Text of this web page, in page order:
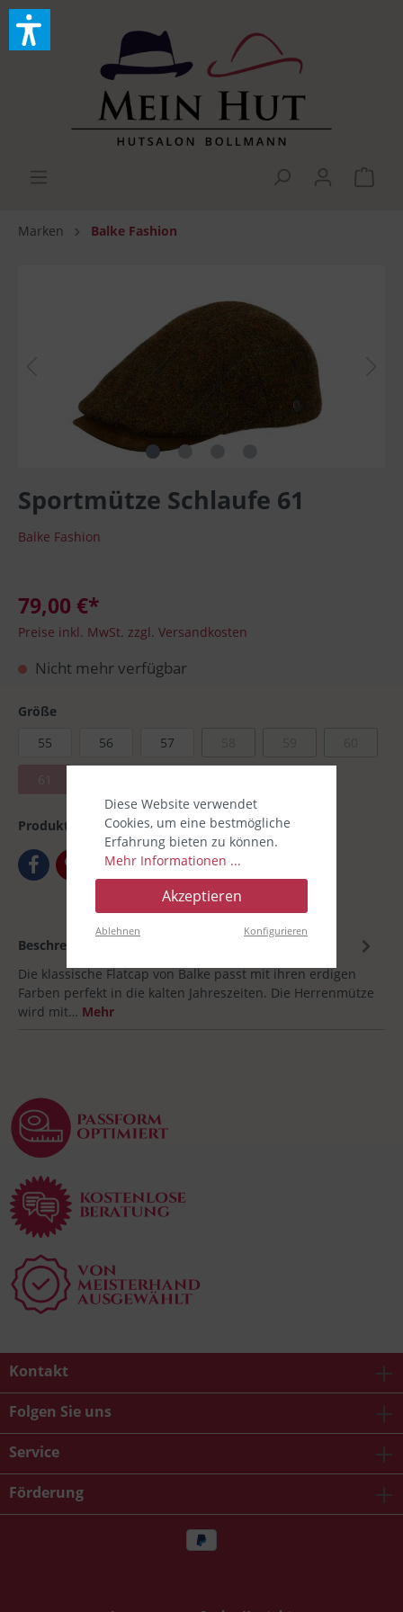
Marken Balke Fashion
Sportmütze Schlaufe 61
Balke Fashion
79,00 €*
Preise inkl. MwSt. zzgl. Versandkosten
Nicht mehr verfügbar
Größe
55
56 57
Produktnummer:00030906-006
Beschreibung
Die klassische Flatcap von Balke passt mit ihren erdigen
Farben perfekt in die kalten Jahreszeiten. Die Herrenmütze
wird mit… Mehr
Kontakt
Folgen Sie uns
Service
Förderung
Diese Website verwendet
Cookies, um eine bestmögliche
Erfahrung bieten zu können.
Mehr Informationen ...
Akzeptieren
Ablehnen Konfigurieren